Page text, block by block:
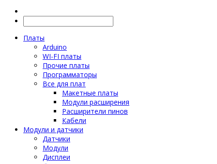
Платы
Arduino
WI-FI платы
Прочие платы
Программаторы
Все для плат
Макетные платы
Модули расширения
Расширители пинов
Кабели
Модули и датчики
Датчики
Модули
Дисплеи